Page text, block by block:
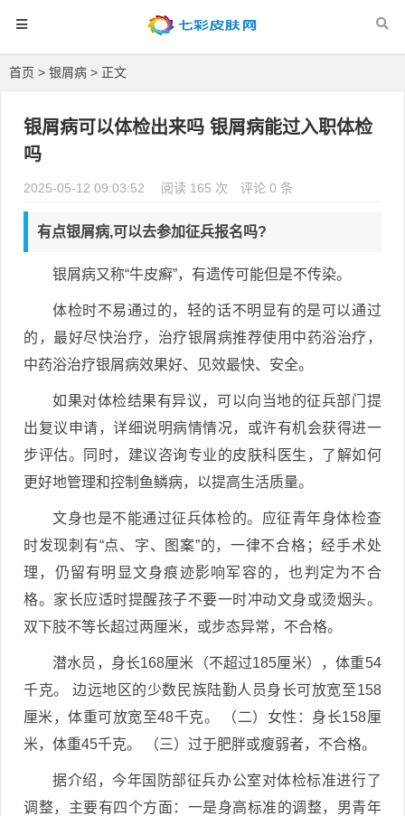
首页 > 银屑病 > 正文
银屑病可以体检出来吗 银屑病能过入职体检
吗
2025-05-12 09:03:52 阅读 165 次 评论 0 条
有点银屑病,可以去参加征兵报名吗?
银屑病又称“牛皮癣”，有遗传可能但是不传染。
体检时不易通过的，轻的话不明显有的是可以通过
的，最好尽快治疗，治疗银屑病推荐使用中药浴治疗，
中药浴治疗银屑病效果好、见效最快、安全。
如果对体检结果有异议，可以向当地的征兵部门提
出复议申请，详细说明病情情况，或许有机会获得进一
步评估。同时，建议咨询专业的皮肤科医生，了解如何
更好地管理和控制鱼鳞病，以提高生活质量。
文身也是不能通过征兵体检的。应征青年身体检查
时发现刺有“点、字、图案”的，一律不合格；经手术处
理，仍留有明显文身痕迹影响军容的，也判定为不合
格。家长应适时提醒孩子不要一时冲动文身或烫烟头。
双下肢不等长超过两厘米，或步态异常，不合格。
潜水员，身长168厘米（不超过185厘米），体重54
千克。 边远地区的少数民族陆勤人员身长可放宽至158
厘米，体重可放宽至48千克。 （二）女性：身长158厘
米，体重45千克。 （三）过于肥胖或瘦弱者，不合格。
据介绍，今年国防部征兵办公室对体检标准进行了
调整，主要有四个方面：一是身高标准的调整，男青年